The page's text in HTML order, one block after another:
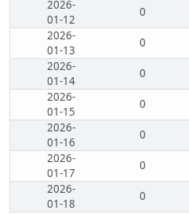
2026-
01-12
0
2026-
01-13
0
2026-
01-14
0
2026-
01-15
0
2026-
01-16
0
2026-
01-17
0
2026-
01-18
0